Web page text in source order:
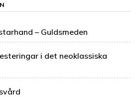
– Guldsmeden
i det neoklassiska